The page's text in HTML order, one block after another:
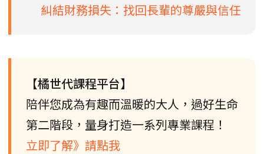
糾結財務損失：找回長輩的尊嚴與信任
【橘世代課程平台】
陪伴您成為有趣而溫暖的大人，過好生命
第二階段，量身打造一系列專業課程！
立即了解》請點我